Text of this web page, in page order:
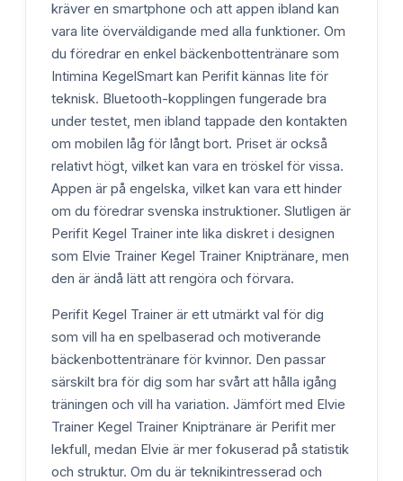
kräver en smartphone och att appen ibland kan
vara lite överväldigande med alla funktioner. Om
du föredrar en enkel bäckenbottentränare som
Intimina KegelSmart kan Perifit kännas lite för
teknisk. Bluetooth-kopplingen fungerade bra
under testet, men ibland tappade den kontakten
om mobilen låg för långt bort. Priset är också
relativt högt, vilket kan vara en tröskel för vissa.
Appen är på engelska, vilket kan vara ett hinder
om du föredrar svenska instruktioner. Slutligen är
Perifit Kegel Trainer inte lika diskret i designen
som Elvie Trainer Kegel Trainer Kniptränare, men
den är ändå lätt att rengöra och förvara.
Perifit Kegel Trainer är ett utmärkt val för dig
som vill ha en spelbaserad och motiverande
bäckenbottentränare för kvinnor. Den passar
särskilt bra för dig som har svårt att hålla igång
träningen och vill ha variation. Jämfört med Elvie
Trainer Kegel Trainer Kniptränare är Perifit mer
lekfull, medan Elvie är mer fokuserad på statistik
och struktur. Om du är teknikintresserad och